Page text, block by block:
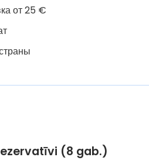
от 25 €
(8 gab.)